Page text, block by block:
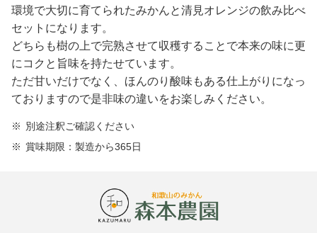
環境で大切に育てられたみかんと清見オレンジの飲み比べ
セットになります。
どちらも樹の上で完熟させて収穫することで本来の味に更
にコクと旨味を持たせています。
ただ甘いだけでなく、ほんのり酸味もある仕上がりになっ
ておりますので是非味の違いをお楽しみください。
別途注釈ご確認ください
賞味期限：製造から365日